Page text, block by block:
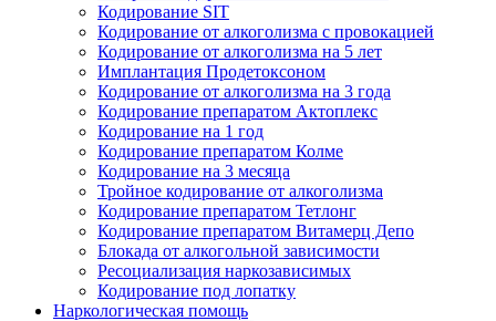
Кодирование SIT
Кодирование от алкоголизма с провокацией
Кодирование от алкоголизма на 5 лет
Имплантация Продетоксоном
Кодирование от алкоголизма на 3 года
Кодирование препаратом Актоплекс
Кодирование на 1 год
Кодирование препаратом Колме
Кодирование на 3 месяца
Тройное кодирование от алкоголизма
Кодирование препаратом Тетлонг
Кодирование препаратом Витамерц Депо
Блокада от алкогольной зависимости
Ресоциализация наркозависимых
Кодирование под лопатку
Наркологическая помощь